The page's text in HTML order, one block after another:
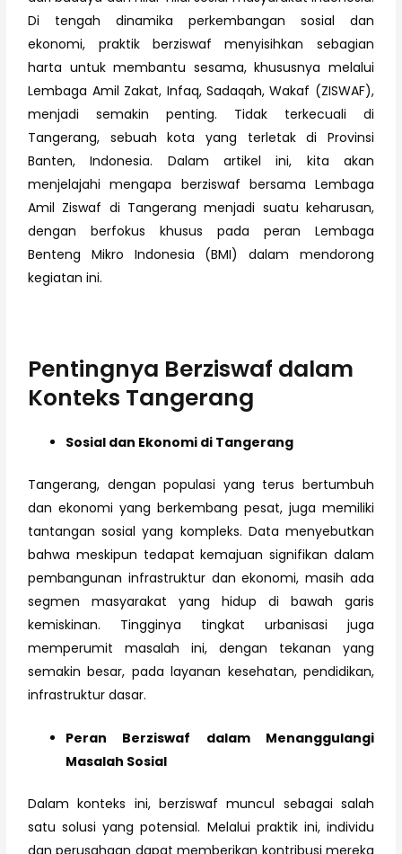
Di tengah dinamika perkembangan sosial dan
ekonomi, praktik berziswaf menyisihkan sebagian
harta untuk membantu sesama, khususnya melalui
Lembaga Amil Zakat, Infaq, Sadaqah, Wakaf (ZISWAF),
menjadi semakin penting. Tidak terkecuali di
Tangerang, sebuah kota yang terletak di Provinsi
Banten, Indonesia. Dalam artikel ini, kita akan
menjelajahi mengapa berziswaf bersama Lembaga
Amil Ziswaf di Tangerang menjadi suatu keharusan,
dengan berfokus khusus pada peran Lembaga
Benteng Mikro Indonesia (BMI) dalam mendorong
kegiatan ini.
Pentingnya Berziswaf dalam
Konteks Tangerang
Sosial dan Ekonomi di Tangerang
Tangerang, dengan populasi yang terus bertumbuh
dan ekonomi yang berkembang pesat, juga memiliki
tantangan sosial yang kompleks. Data menyebutkan
bahwa meskipun tedapat kemajuan signifikan dalam
pembangunan infrastruktur dan ekonomi, masih ada
segmen masyarakat yang hidup di bawah garis
kemiskinan. Tingginya tingkat urbanisasi juga
memperumit masalah ini, dengan tekanan yang
semakin besar, pada layanan kesehatan, pendidikan,
infrastruktur dasar.
Peran Berziswaf dalam Menanggulangi
Masalah Sosial
Dalam konteks ini, berziswaf muncul sebagai salah
satu solusi yang potensial. Melalui praktik ini, individu
dan perusahaan dapat memberikan kontribusi mereka